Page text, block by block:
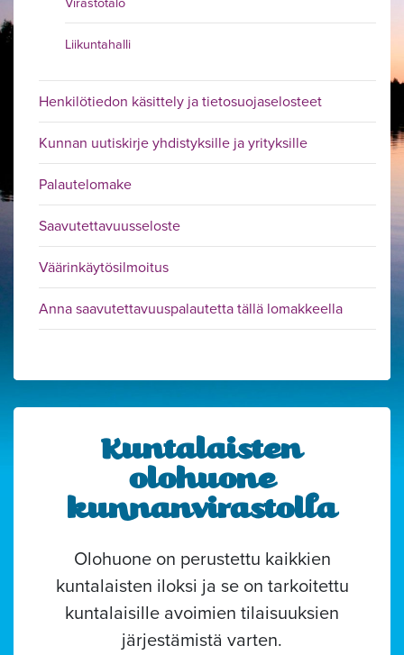
Liikuntahalli
Henkilötiedon käsittely ja tietosuojaselosteet
Kunnan uutiskirje yhdistyksille ja yrityksille
Palautelomake
Saavutettavuusseloste
Väärinkäytösilmoitus
Anna saavutettavuuspalautetta tällä lomakkeella
Kuntalaisten
olohuone
kunnanvirastolla
Olohuone on perustettu kaikkien
kuntalaisten iloksi ja se on tarkoitettu
kuntalaisille avoimien tilaisuuksien
järjestämistä varten.